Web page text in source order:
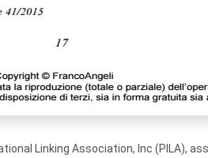
Linking Association, Inc (PILA),